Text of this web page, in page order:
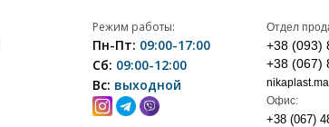
Режим работы:
Пн-Пт: 09:00-17:00
Сб: 09:00-12:00
Вс: выходной
Отдел
+38 (093)
+38 (067)
Офис:
+38 (067)